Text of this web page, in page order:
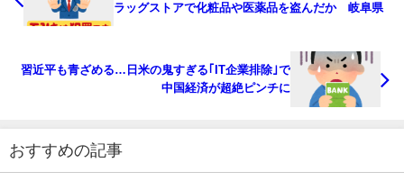
ラッグストアで化粧品や医薬品を盗んだか 岐阜県
習近平も青ざめる…日米の鬼すぎる｢IT企業排除｣で
中国経済が超絶ピンチに
おすすめの記事